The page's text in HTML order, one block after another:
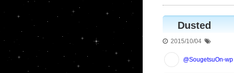
Dusted
2015/10/04
@SougetsuOn-wp